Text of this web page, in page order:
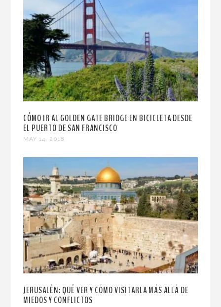
CÓMO IR AL GOLDEN GATE BRIDGE EN BICICLETA DESDE
EL PUERTO DE SAN FRANCISCO
MAY 14, 2018
JERUSALÉN: QUÉ VER Y CÓMO VISITARLA MÁS ALLÁ DE
MIEDOS Y CONFLICTOS